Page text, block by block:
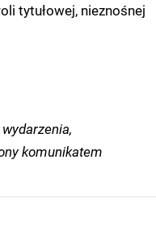
tytułowej, nieznośnej
komunikatem